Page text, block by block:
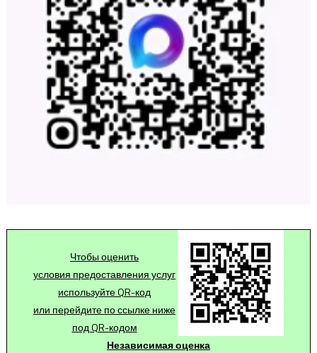
Чтобы оценить
условия предоставления услуг
используйте QR-код
или перейдите по ссылке ниже
под QR-кодом
Независимая оценка